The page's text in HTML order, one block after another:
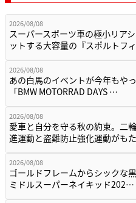
2026/08/08
スーパースポーツ車の極小リア
ットする大容量の『スポルトフ
2026/08/08
あの白馬のイベントが今年もや
「BMW MOTORRAD DAYS …
2026/08/08
愛車と自分を守る秋の約束。二
進運動と盗難防止強化運動がも
2026/08/08
ゴールドフレームからシックな
ミドルスーパーネイキッド202…